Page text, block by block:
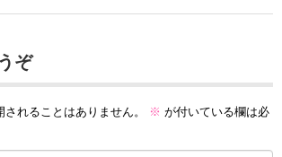
ぞ
れることはありません。 ※ が付いている欄は必